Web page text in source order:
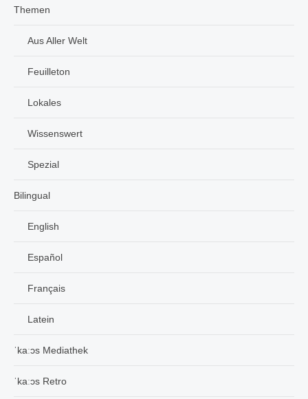
Themen
Aus Aller Welt
Feuilleton
Lokales
Wissenswert
Spezial
Bilingual
English
Español
Français
Latein
ˈkaːɔs Mediathek
ˈkaːɔs Retro